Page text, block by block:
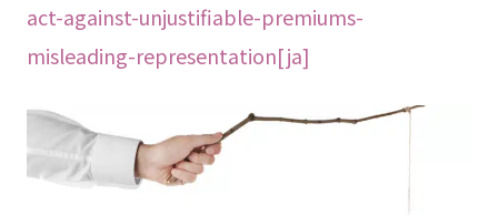
act-against-unjustifiable-premiums-
misleading-representation[ja]